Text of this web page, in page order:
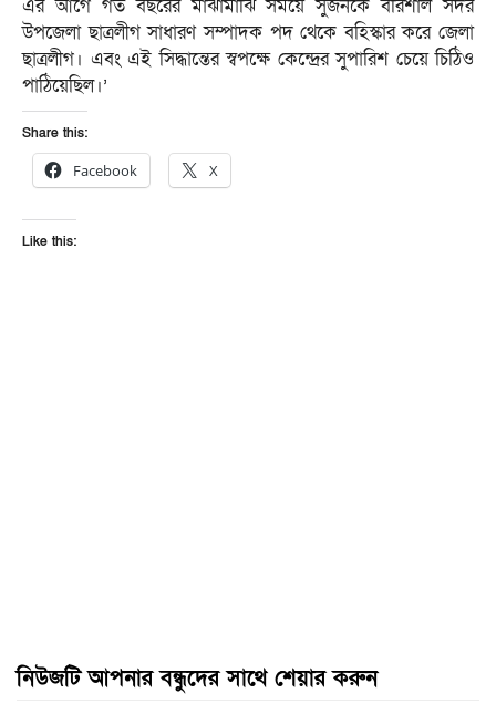
এর আগে গত বছরের মাঝামাঝি সময়ে সুজনকে বরিশাল সদর
উপজেলা ছাত্রলীগ সাধারণ সম্পাদক পদ থেকে বহিস্কার করে জেলা
ছাত্রলীগ। এবং এই সিদ্ধান্তের স্বপক্ষে কেন্দ্রের সুপারিশ চেয়ে চিঠিও
পাঠিয়েছিল।’
Share this:
Facebook X
Like this:
নিউজটি আপনার বন্ধুদের সাথে শেয়ার করুন